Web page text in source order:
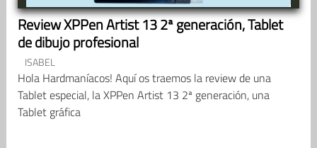
Review XPPen Artist 13 2ª generación, Tablet
de dibujo profesional
ISABEL
Hola Hardmaníacos! Aquí os traemos la review de una
Tablet especial, la XPPen Artist 13 2ª generación, una
Tablet gráfica